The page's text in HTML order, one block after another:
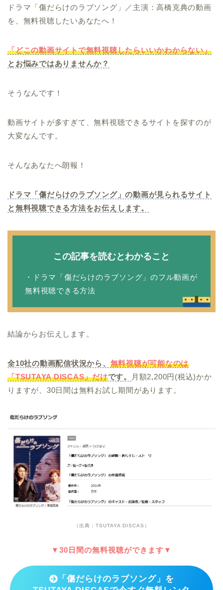
ドラマ「傷だらけのラブソング」／主演：高橋克典の動画
を、無料視聴したいあなたへ！
「どこの動画サイトで無料視聴したらいいかわからない」
とお悩みではありませんか？
そうなんです！
動画サイトが多すぎて、無料視聴できるサイトを探すのが
大変なんです。
そんなあなたへ朗報！
ドラマ「傷だらけのラブソング」の動画が見られるサイト
と無料視聴できる方法をお伝えします。
この記事を読むとわかること
・ドラマ「傷だらけのラブソング」のフル動画が
無料視聴できる方法
結論からお伝えします。
全10社の動画配信状況から、 無料視聴が可能なのは
「TSUTAYA DISCAS」だけです。
月額2,200円(税込)かか
りますが、30日間は無料お試し期間があります。
（出典：TSUTAYA DISCAS）
▼30日間の無料視聴ができます▼
「傷だらけのラブソング」を